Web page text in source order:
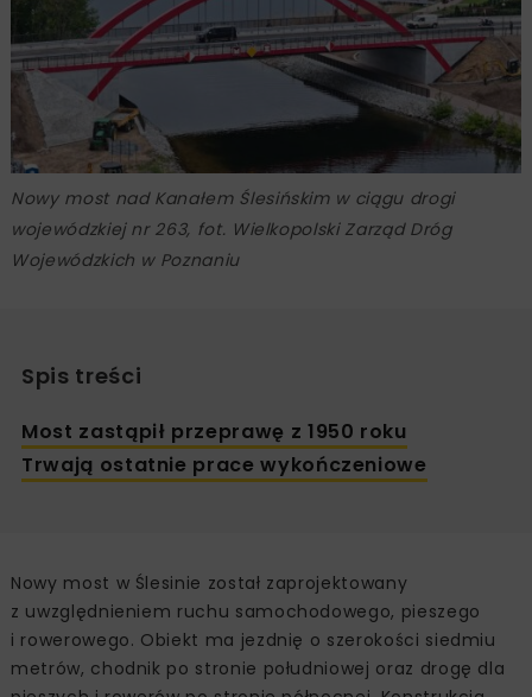
Nowy most nad Kanałem Ślesińskim w ciągu drogi
wojewódzkiej nr 263, fot. Wielkopolski Zarząd Dróg
Wojewódzkich w Poznaniu
Spis treści
Most zastąpił przeprawę z 1950 roku
Trwają ostatnie prace wykończeniowe
Nowy most w Ślesinie został zaprojektowany
z uwzględnieniem ruchu samochodowego, pieszego
i rowerowego. Obiekt ma jezdnię o szerokości siedmiu
metrów, chodnik po stronie południowej oraz drogę dla